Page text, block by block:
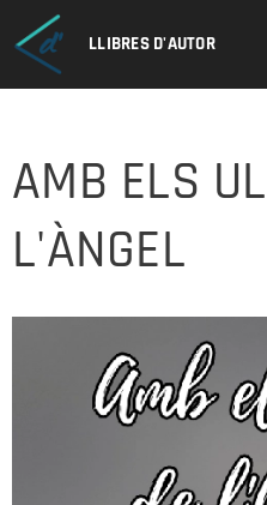
LLIBRES D'AUTOR
AMB ELS
L'ÀNGEL